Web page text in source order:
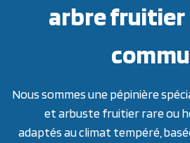
arbre fruitier
Nous sommes une pépinière
et arbuste fruitier rare ou
adaptés au climat tempéré,